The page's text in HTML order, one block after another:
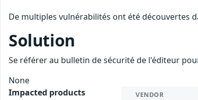
De multiples vulnérabilités ont été découvertes
Solution
Se référer au bulletin de sécurité de l'éditeur
None
Impacted products
VENDOR